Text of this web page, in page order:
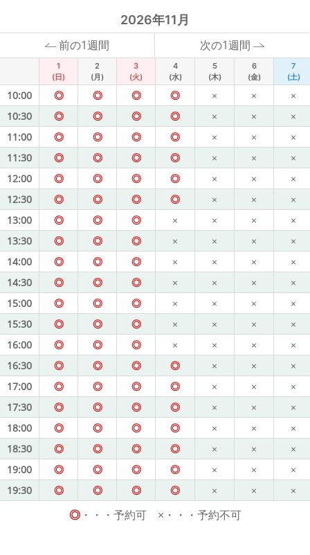
2026年11月
前の1週間 次の1週間
1
(日)
2
(月)
3
(火)
4
(水)
5
(木)
6
(金)
7
(土)
10:00 ◎ ◎ ◎ ◎ × ×
×
10:30
◎ ◎ ◎ ◎ × ×
×
11:00
◎ ◎ ◎ ◎ × ×
×
11:30
◎ ◎ ◎ ◎ × ×
×
12:00
◎ ◎ ◎ ◎ × ×
×
12:30
◎ ◎ ◎ ◎ × ×
×
13:00
◎ ◎ ◎ × × ×
×
13:30
◎ ◎ ◎ × × ×
×
14:00
◎ ◎ ◎ × × ×
×
14:30
◎ ◎ ◎ × × ×
×
15:00
◎ ◎ ◎ × × ×
×
15:30
◎ ◎ ◎ × × ×
×
16:00
◎ ◎ ◎ × × ×
×
16:30
◎ ◎ ◎ ◎ × ×
×
17:00
◎ ◎ ◎ ◎ × ×
×
17:30
◎ ◎ ◎ ◎ × ×
×
18:00
◎ ◎ ◎ ◎ × ×
×
18:30
◎ ◎ ◎ ◎ × ×
×
19:00
◎ ◎ ◎ ◎ × ×
×
19:30
◎ ◎ ◎ ◎ × × ×
◎・・・予約可 ×・・・予約不可